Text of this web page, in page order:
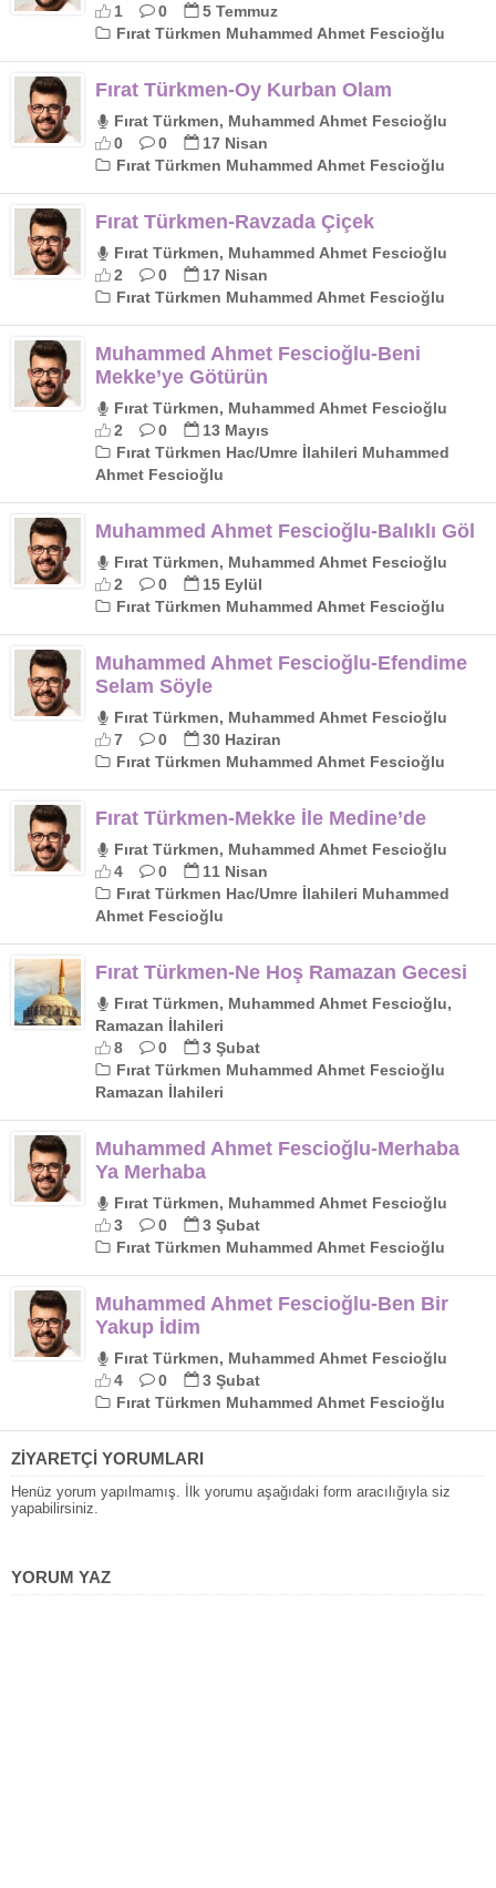
1
0
5 Temmuz
Fırat Türkmen Muhammed Ahmet Fescioğlu
Fırat Türkmen-Oy Kurban Olam
Fırat Türkmen, Muhammed Ahmet Fescioğlu
0
0
17 Nisan
Fırat Türkmen Muhammed Ahmet Fescioğlu
Fırat Türkmen-Ravzada Çiçek
Fırat Türkmen, Muhammed Ahmet Fescioğlu
2
0
17 Nisan
Fırat Türkmen Muhammed Ahmet Fescioğlu
Muhammed Ahmet Fescioğlu-Beni
Mekke’ye Götürün
Fırat Türkmen, Muhammed Ahmet Fescioğlu
2
0
13 Mayıs
Fırat Türkmen Hac/Umre İlahileri Muhammed
Ahmet Fescioğlu
Muhammed Ahmet Fescioğlu-Balıklı Göl
Fırat Türkmen, Muhammed Ahmet Fescioğlu
2
0
15 Eylül
Fırat Türkmen Muhammed Ahmet Fescioğlu
Muhammed Ahmet Fescioğlu-Efendime
Selam Söyle
Fırat Türkmen, Muhammed Ahmet Fescioğlu
7
0
30 Haziran
Fırat Türkmen Muhammed Ahmet Fescioğlu
Fırat Türkmen-Mekke İle Medine’de
Fırat Türkmen, Muhammed Ahmet Fescioğlu
4
0
11 Nisan
Fırat Türkmen Hac/Umre İlahileri Muhammed
Ahmet Fescioğlu
Fırat Türkmen-Ne Hoş Ramazan Gecesi
Fırat Türkmen, Muhammed Ahmet Fescioğlu,
Ramazan İlahileri
8
0
3 Şubat
Fırat Türkmen Muhammed Ahmet Fescioğlu
Ramazan İlahileri
Muhammed Ahmet Fescioğlu-Merhaba
Ya Merhaba
Fırat Türkmen, Muhammed Ahmet Fescioğlu
3
0
3 Şubat
Fırat Türkmen Muhammed Ahmet Fescioğlu
Muhammed Ahmet Fescioğlu-Ben Bir
Yakup İdim
Fırat Türkmen, Muhammed Ahmet Fescioğlu
4
0
3 Şubat
Fırat Türkmen Muhammed Ahmet Fescioğlu
ZİYARETÇİ YORUMLARI
Henüz yorum yapılmamış. İlk yorumu aşağıdaki form aracılığıyla siz
yapabilirsiniz.
YORUM YAZ